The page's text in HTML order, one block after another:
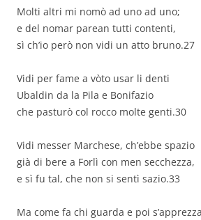
Molti altri mi nomò ad uno ad uno;
e del nomar parean tutti contenti,
sì ch’io però non vidi un atto bruno.27
Vidi per fame a vòto usar li denti
Ubaldin da la Pila e Bonifazio
che pasturò col rocco molte genti.30
Vidi messer Marchese, ch’ebbe spazio
già di bere a Forlì con men secchezza,
e sì fu tal, che non si sentì sazio.33
Ma come fa chi guarda e poi s’apprezza